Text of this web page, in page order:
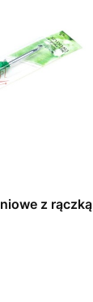
z rączką